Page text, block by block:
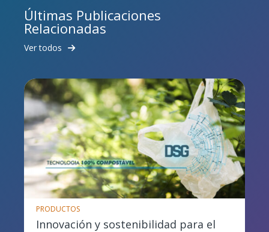
Últimas Publicaciones
Relacionadas
Ver todos
PRODUCTOS
Innovación y sostenibilidad para el